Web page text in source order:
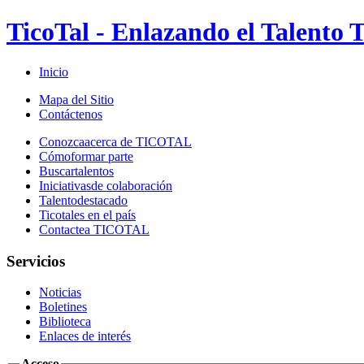
TicoTal - Enlazando el Talento
Inicio
Mapa del Sitio
Contáctenos
Conozcaacerca de TICOTAL
Cómoformar parte
Buscartalentos
Iniciativasde colaboración
Talentodestacado
Ticotales en el país
Contactea TICOTAL
Servicios
Noticias
Boletines
Biblioteca
Enlaces de interés